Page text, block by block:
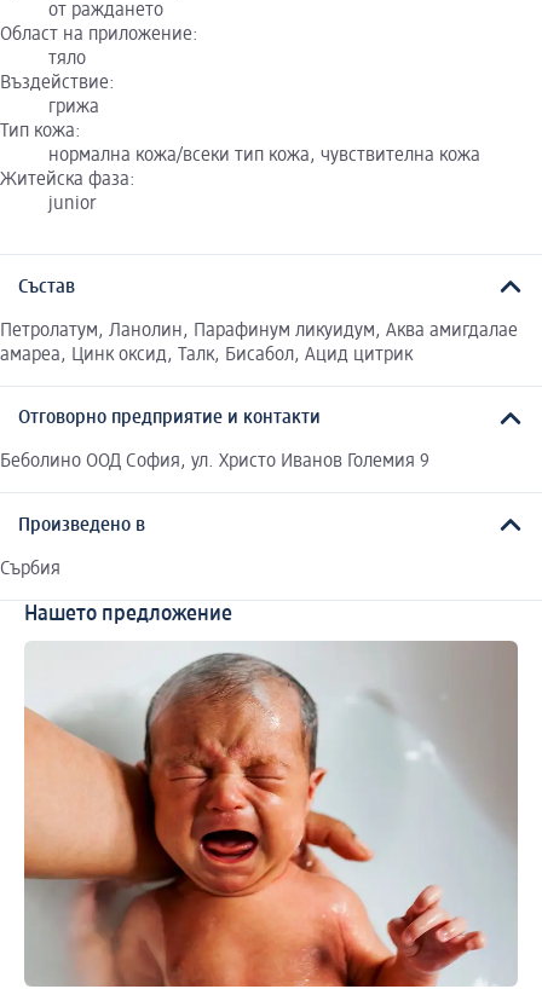
от раждането
Област на приложение:
тяло
Въздействие:
грижа
Тип кожа:
нормална кожа/всеки тип кожа, чувствителна кожа
Житейска фаза:
junior
Състав
Петролатум, Ланолин, Парафинум ликуидум, Аква амигдалае
амареа, Цинк оксид, Талк, Бисабол, Ацид цитрик
Отговорно предприятие и контакти
Беболино ООД София, ул. Христо Иванов Големия 9
Произведено в
Сърбия
Нашето предложение